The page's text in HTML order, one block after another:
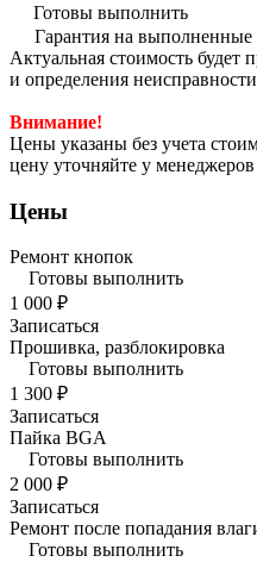
Готовы выполнить
Гарантия на выполненные
Актуальная стоимость будет
и определения
Внимание!
Цены указаны без учета
цену уточняйте у
Цены
Ремонт кнопок
Готовы выполнить
1 000 ₽
Записаться
Прошивка, разблокировка
Готовы выполнить
1 300 ₽
Записаться
Пайка BGA
Готовы выполнить
2 000 ₽
Записаться
Ремонт после попадания
Готовы выполнить